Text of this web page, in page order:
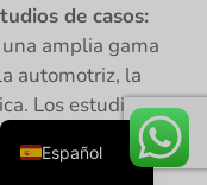
de casos:
amplia gama
automotriz, la
Los estudios
mejoras en
logrados
Español
العربية
English
Français